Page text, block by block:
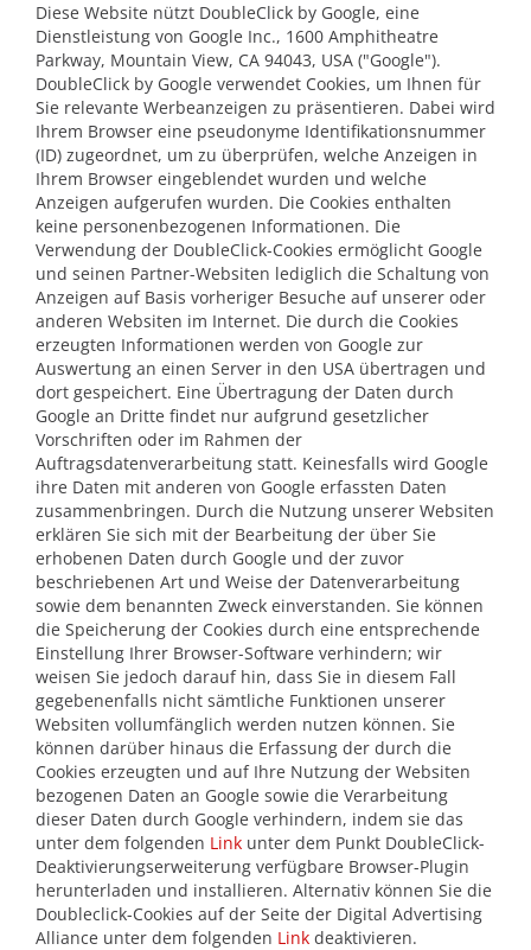
Diese Website nützt DoubleClick by Google, eine
Dienstleistung von Google Inc., 1600 Amphitheatre
Parkway, Mountain View, CA 94043, USA ("Google").
DoubleClick by Google verwendet Cookies, um Ihnen für
Sie relevante Werbeanzeigen zu präsentieren. Dabei wird
Ihrem Browser eine pseudonyme Identifikationsnummer
(ID) zugeordnet, um zu überprüfen, welche Anzeigen in
Ihrem Browser eingeblendet wurden und welche
Anzeigen aufgerufen wurden. Die Cookies enthalten
keine personenbezogenen Informationen. Die
Verwendung der DoubleClick-Cookies ermöglicht Google
und seinen Partner-Websiten lediglich die Schaltung von
Anzeigen auf Basis vorheriger Besuche auf unserer oder
anderen Websiten im Internet. Die durch die Cookies
erzeugten Informationen werden von Google zur
Auswertung an einen Server in den USA übertragen und
dort gespeichert. Eine Übertragung der Daten durch
Google an Dritte findet nur aufgrund gesetzlicher
Vorschriften oder im Rahmen der
Auftragsdatenverarbeitung statt. Keinesfalls wird Google
ihre Daten mit anderen von Google erfassten Daten
zusammenbringen. Durch die Nutzung unserer Websiten
erklären Sie sich mit der Bearbeitung der über Sie
erhobenen Daten durch Google und der zuvor
beschriebenen Art und Weise der Datenverarbeitung
sowie dem benannten Zweck einverstanden. Sie können
die Speicherung der Cookies durch eine entsprechende
Einstellung Ihrer Browser-Software verhindern; wir
weisen Sie jedoch darauf hin, dass Sie in diesem Fall
gegebenenfalls nicht sämtliche Funktionen unserer
Websiten vollumfänglich werden nutzen können. Sie
können darüber hinaus die Erfassung der durch die
Cookies erzeugten und auf Ihre Nutzung der Websiten
bezogenen Daten an Google sowie die Verarbeitung
dieser Daten durch Google verhindern, indem sie das
unter dem folgenden Link unter dem Punkt DoubleClick-
Deaktivierungserweiterung verfügbare Browser-Plugin
herunterladen und installieren. Alternativ können Sie die
Doubleclick-Cookies auf der Seite der Digital Advertising
Alliance unter dem folgenden Link deaktivieren.